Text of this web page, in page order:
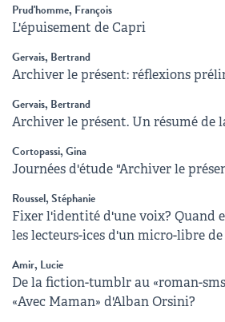
Prud'homme, François
L'épuisement de Capri
Gervais, Bertrand
Archiver le présent: réflexions
Gervais, Bertrand
Archiver le présent. Un résumé de
Cortopassi, Gina
Journées d'étude "Archiver le
Roussel, Stéphanie
Fixer l'identité d'une voix? Quand
les lecteurs-ices d'un micro-libre de
Amir, Lucie
De la fiction-tumblr au «roman-
«Avec Maman» d'Alban Orsini?